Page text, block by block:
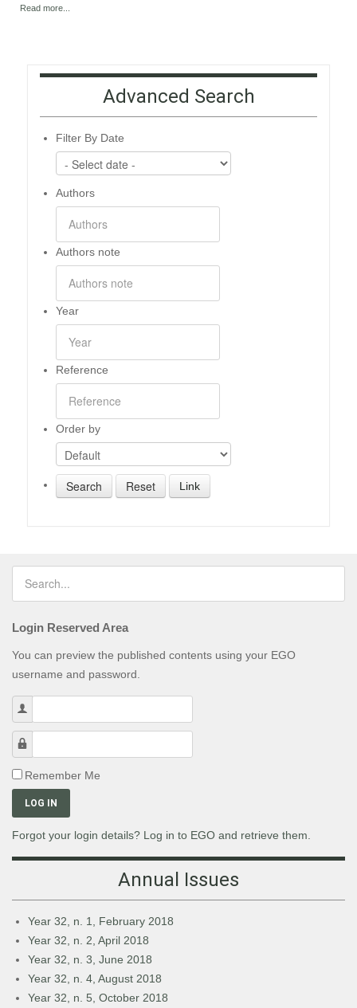
Read more...
Advanced Search
Filter By Date
Authors
Authors note
Year
Reference
Order by
Link
Login Reserved Area
You can preview the published contents using your EGO
username and password.
Remember Me
LOG IN
Forgot your login details? Log in to EGO and retrieve them.
Annual Issues
Year 32, n. 1, February 2018
Year 32, n. 2, April 2018
Year 32, n. 3, June 2018
Year 32, n. 4, August 2018
Year 32, n. 5, October 2018